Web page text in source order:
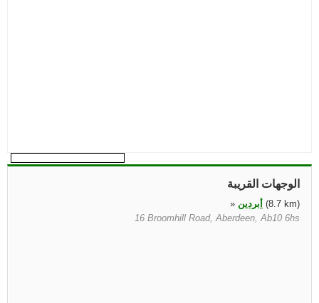
الوجهات القريبة
» أبردين
(8.7 km)
16 Broomhill Road, Aberdeen, Ab10 6hs